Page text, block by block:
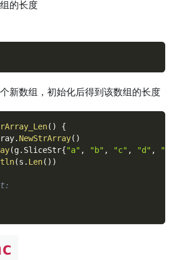
的长度
新数组，初始化后得到该数组的长度
( )
{
. NewStrArray( )
(g. SliceStr{"a" , "b" , "c" , "d" , "e"
(s . Len( ) )